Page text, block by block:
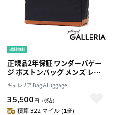
正規品2年保証 ワンダーバゲー
ジ ボストンバッグ メンズ レデ
ィース 大容量 ブランド
WONDER BAGGAGE 大きい 旅
行 A4 B4 18L 1泊 2泊 ナイロン
日本製 GOODMANS BOSTON
ギャレリア Bag＆Luggage
35,500 円 （税込）
積算 322 マイル (1倍)